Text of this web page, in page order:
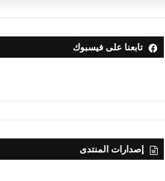
تابعنا على فيسبوك
إصدارات المنتدى